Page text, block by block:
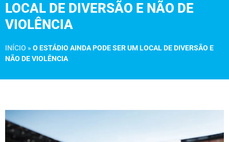
LOCAL DE DIVERSÃO E NÃO DE
VIOLÊNCIA
INÍCIO » O ESTÁDIO AINDA PODE SER UM LOCAL DE DIVERSÃO E
NÃO DE VIOLÊNCIA